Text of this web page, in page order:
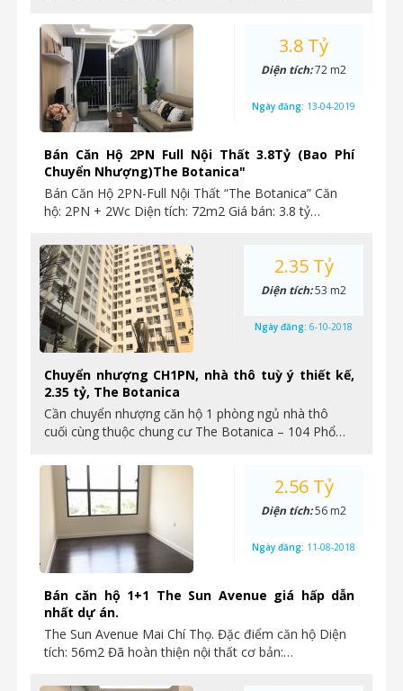
Bán Căn Hộ 2PN Full Nội Thất 3.8Tỷ (Bao Phí
Chuyển Nhượng)The Botanica"
Bán Căn Hộ 2PN-Full Nội Thất “The Botanica” Căn
hộ: 2PN + 2Wc Diện tích: 72m2 Giá bán: 3.8 tỷ…
3.8 Tỷ
Diện tích:72 m2
Ngày đăng: 13-04-2019
Chuyển nhượng CH1PN, nhà thô tuỳ ý thiết kế,
2.35 tỷ, The Botanica
Cần chuyển nhượng căn hộ 1 phòng ngủ nhà thô
cuối cùng thuộc chung cư The Botanica – 104 Phổ…
2.35 Tỷ
Diện tích:53 m2
Ngày đăng: 6-10-2018
Bán căn hộ 1+1 The Sun Avenue giá hấp dẫn
nhất dự án.
The Sun Avenue Mai Chí Thọ. Đặc điểm căn hộ Diện
tích: 56m2 Đã hoàn thiện nội thất cơ bản:…
2.56 Tỷ
Diện tích:56 m2
Ngày đăng: 11-08-2018